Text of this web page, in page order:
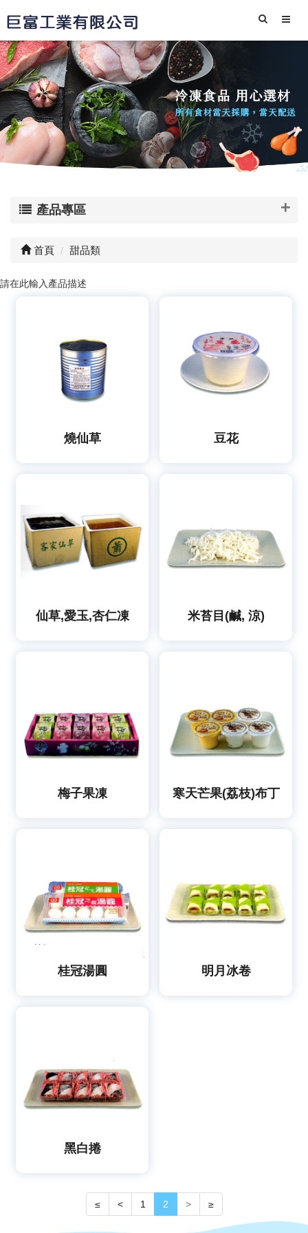
產品專區
首頁 甜品類
請在此輸入產品描述
燒仙草 豆花
仙草,愛玉,杏仁凍 米苔目(鹹, 涼)
梅子果凍 寒天芒果(荔枝)布丁
桂冠湯圓 明月冰卷
黑白捲
≤ < 1 2 > ≥